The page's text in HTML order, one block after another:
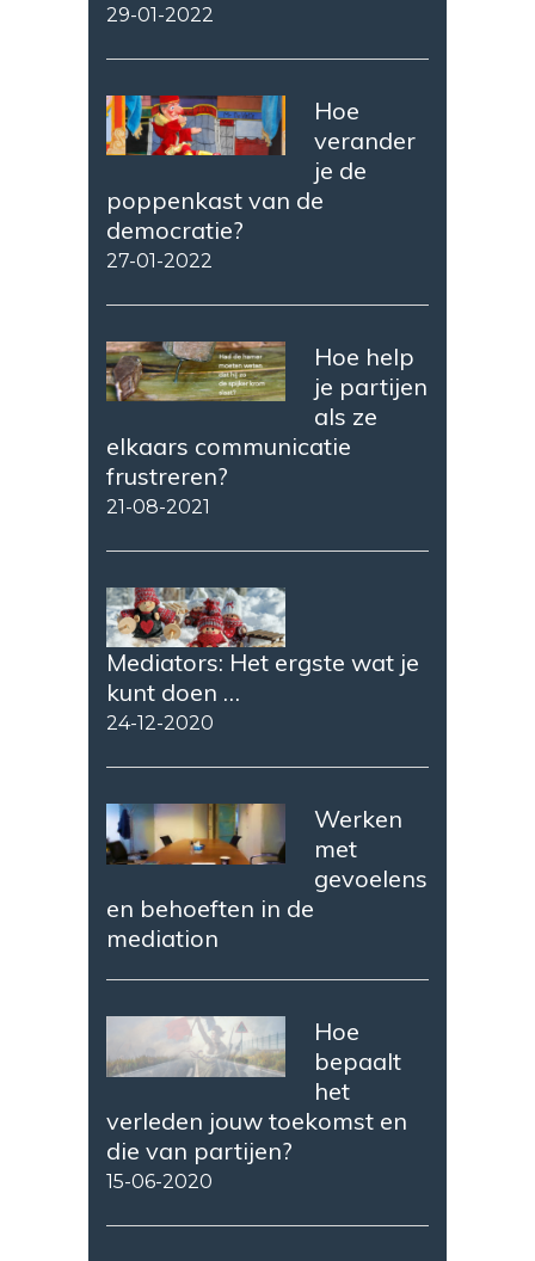
29-01-2022
Hoe
verander
je de
poppenkast van de
democratie?
27-01-2022
Hoe help
je partijen
als ze
elkaars communicatie
frustreren?
21-08-2021
Mediators: Het ergste wat je
kunt doen …
24-12-2020
Werken
met
gevoelens
en behoeften in de
mediation
Hoe
bepaalt
het
verleden jouw toekomst en
die van partijen?
15-06-2020